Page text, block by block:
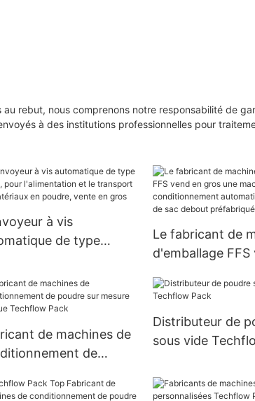
rebut, nous comprenons notre responsabilité de
à des institutions professionnelles pour
à vis
de type
transport de
en poudre,
en gros
Le fabricant de
d'emballage FFS
conditionnement
sac debout
de machines de
de
Pack
Distributeur de
sous vide